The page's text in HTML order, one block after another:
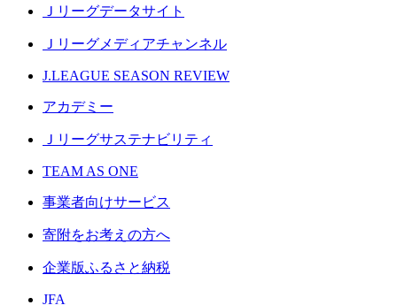
Ｊリーグデータサイト
Ｊリーグメディアチャンネル
J.LEAGUE SEASON REVIEW
アカデミー
Ｊリーグサステナビリティ
TEAM AS ONE
事業者向けサービス
寄附をお考えの方へ
企業版ふるさと納税
JFA